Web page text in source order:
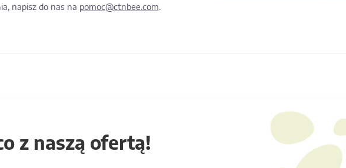
napisz do nas na pomoc@ctnbee.com.
z naszą ofertą!